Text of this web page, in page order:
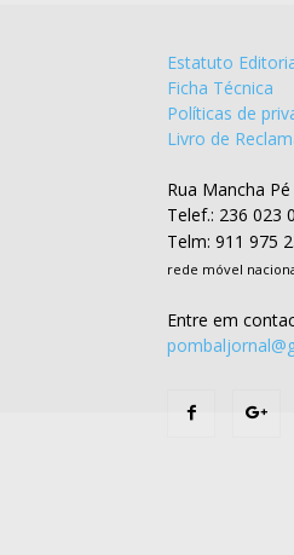
Estatuto
Ficha Técnica
Políticas de
Livro de
Rua Mancha
Telef.: 236 023
Telm: 911 975
rede móvel
Entre em